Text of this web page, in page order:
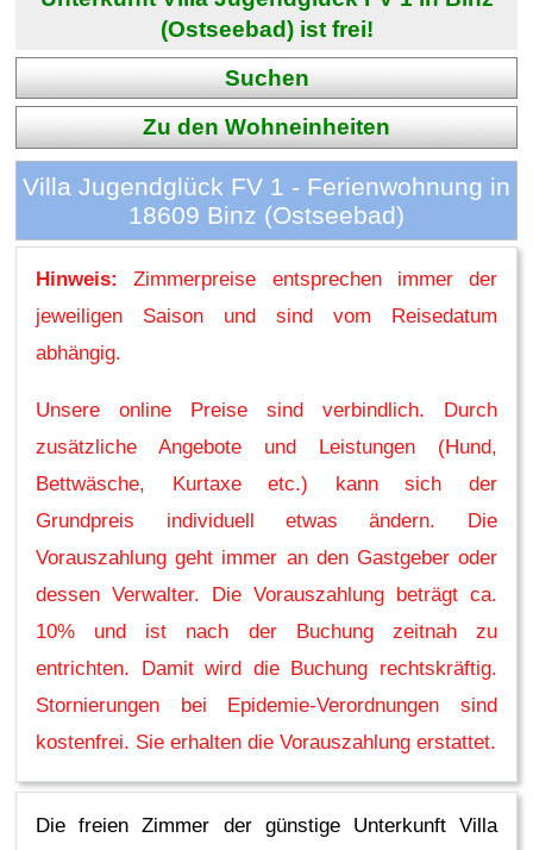
(Ostseebad) ist frei!
Suchen
Zu den Wohneinheiten
Villa Jugendglück FV 1 - Ferienwohnung in
18609 Binz (Ostseebad)
Hinweis:
Zimmerpreise entsprechen immer der
jeweiligen Saison und sind vom Reisedatum
abhängig.
Unsere online Preise sind verbindlich. Durch
zusätzliche Angebote und Leistungen (Hund,
Bettwäsche, Kurtaxe etc.) kann sich der
Grundpreis individuell etwas ändern. Die
Vorauszahlung geht immer an den Gastgeber oder
dessen Verwalter. Die Vorauszahlung beträgt ca.
10% und ist nach der Buchung zeitnah zu
entrichten. Damit wird die Buchung rechtskräftig.
Stornierungen bei Epidemie-Verordnungen sind
kostenfrei. Sie erhalten die Vorauszahlung erstattet.
Die freien Zimmer der günstige Unterkunft Villa